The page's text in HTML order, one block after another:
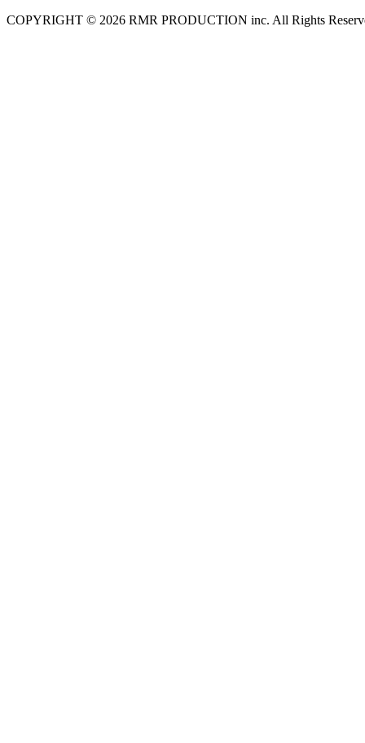
COPYRIGHT © 2026 RMR PRODUCTION inc. All Rights